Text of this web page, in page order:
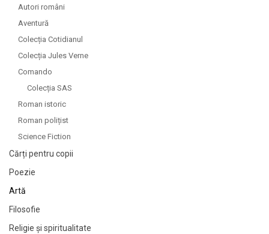
Autori români
Aventură
Colecția Cotidianul
Colecția Jules Verne
Comando
Colecția SAS
Roman istoric
Roman polițist
Science Fiction
Cărți pentru copii
Poezie
Artă
Filosofie
Religie și spiritualitate